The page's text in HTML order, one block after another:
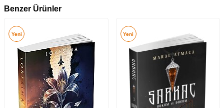
Benzer Ürünler
Yeni Yeni